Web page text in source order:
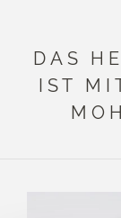
DAS
IST